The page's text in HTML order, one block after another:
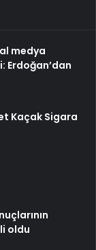
medya
Erdoğan’dan
Kaçak Sigara
oldu